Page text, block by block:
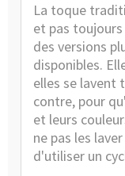
La toque
et pas
des versions
disponibles.
elles se lavent
contre, pour
et leurs
ne pas les
d'utiliser un